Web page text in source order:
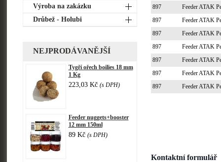
Výroba na zakázku
Drůbež - Holubi
NEJPRODÁVANĚJŠÍ
Tygří ořech boilies 18 mm
1 Kg
223,03 Kč (s DPH)
Feeder nuggets+booster
12 mm 150ml
89 Kč (s DPH)
897
Feeder ATAK
897
Feeder ATAK
897
Feeder ATAK
897
Feeder ATAK
897
Feeder ATAK
897
Feeder ATAK
897
Feeder ATAK
Kontaktní formulář